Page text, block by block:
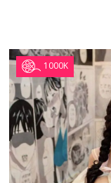
1000K